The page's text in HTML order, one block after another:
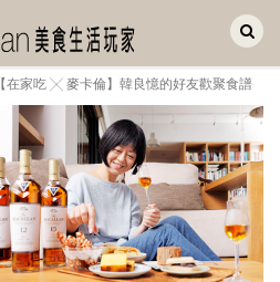
【在家吃 ╳ 麥卡倫】韓良憶的好友歡聚食譜